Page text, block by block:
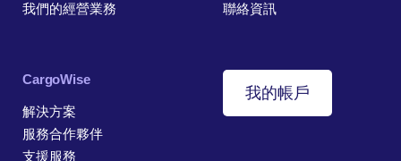
我們的經營業務
聯絡資訊
CargoWise
解決方案
服務合作夥伴
支援服務
我的帳戶